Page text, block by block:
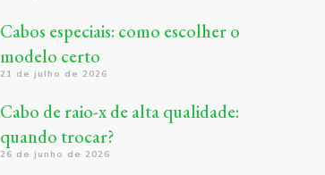
Cabos especiais: como escolher o
modelo certo
21 de julho de 2026
Cabo de raio-x de alta qualidade:
quando trocar?
26 de junho de 2026